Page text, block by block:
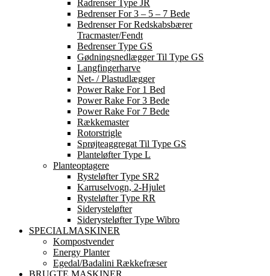
Radrenser Type JR
Bedrenser For 3 – 5 – 7 Bede
Bedrenser For Redskabsbærer
Tracmaster/Fendt
Bedrenser Type GS
Gødningsnedlægger Til Type GS
Langfingerharve
Net- / Plastudlægger
Power Rake For 1 Bed
Power Rake For 3 Bede
Power Rake For 7 Bede
Rækkemaster
Rotorstrigle
Sprøjteaggregat Til Type GS
Planteløfter Type L
Planteoptagere
Rysteløfter Type SR2
Karruselvogn, 2-Hjulet
Rysteløfter Type RR
Siderysteløfter
Siderysteløfter Type Wibro
SPECIALMASKINER
Kompostvender
Energy Planter
Egedal/Badalini Rækkefræser